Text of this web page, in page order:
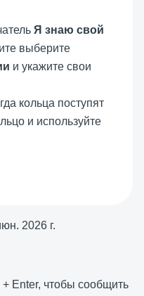
Я знаю свой
выберите
и укажите свои
кольца поступят
и используйте
2026 г.
+ Enter, чтобы сообщить